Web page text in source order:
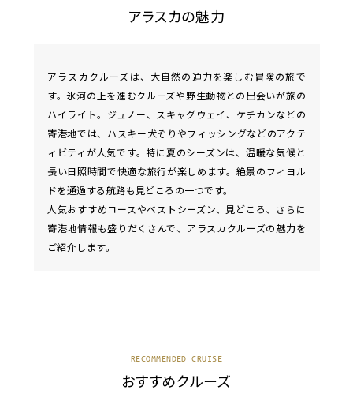
アラスカの魅力
アラスカクルーズは、大自然の迫力を楽しむ冒険の旅で
す。氷河の上を進むクルーズや野生動物との出会いが旅の
ハイライト。ジュノー、スキャグウェイ、ケチカンなどの
寄港地では、ハスキー犬ぞりやフィッシングなどのアクテ
ィビティが人気です。特に夏のシーズンは、温暖な気候と
長い日照時間で快適な旅行が楽しめます。絶景のフィヨル
ドを通過する航路も見どころの一つです。
人気おすすめコースやベストシーズン、見どころ、さらに
寄港地情報も盛りだくさんで、アラスカクルーズの魅力を
ご紹介します。
RECOMMENDED CRUISE
おすすめクルーズ